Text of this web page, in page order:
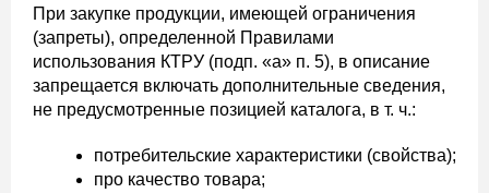
При закупке продукции, имеющей ограничения
(запреты), определенной Правилами
использования КТРУ (подп. «а» п. 5), в описание
запрещается включать дополнительные сведения,
не предусмотренные позицией каталога, в т. ч.:
потребительские характеристики (свойства);
про качество товара;